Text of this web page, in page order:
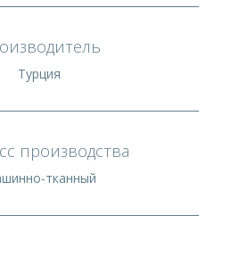
Турция
производства
тканный